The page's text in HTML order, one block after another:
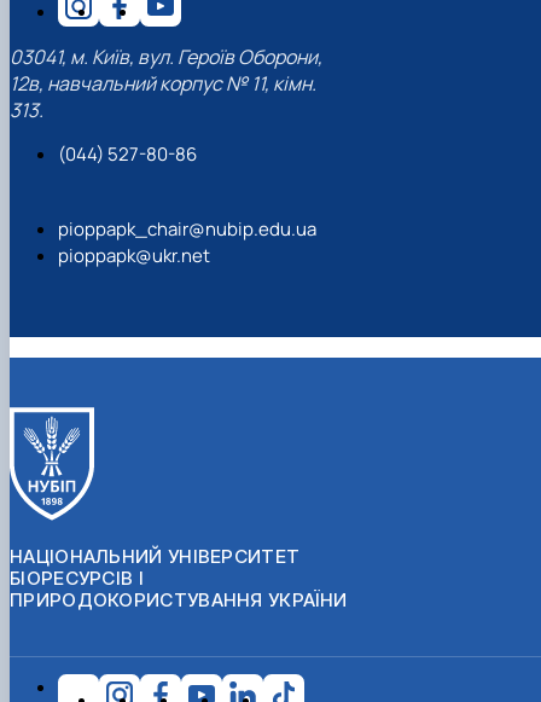
03041, м. Київ, вул. Героїв Оборони,
12в, навчальний корпус № 11, кімн.
313.
(044) 527-80-86
pioppapk_chair@nubip.edu.ua
pioppapk@ukr.net
НАЦІОНАЛЬНИЙ УНІВЕРСИТЕТ
БІОРЕСУРСІВ І
ПРИРОДОКОРИСТУВАННЯ УКРАЇНИ